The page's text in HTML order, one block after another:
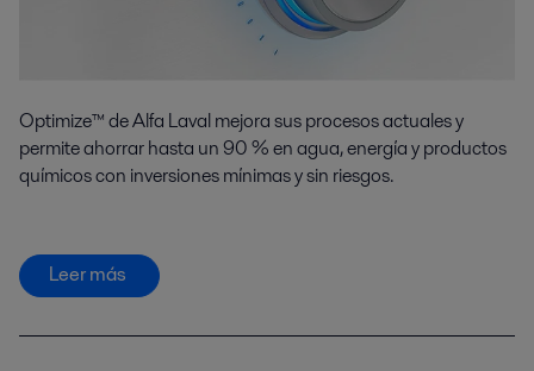
Optimize™ de Alfa Laval mejora sus procesos actuales y
permite ahorrar hasta un 90 % en agua, energía y productos
químicos con inversiones mínimas y sin riesgos.
Leer más